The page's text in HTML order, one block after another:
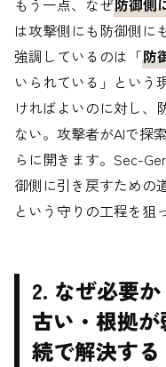
もう一点、なぜ防御側
は攻撃側にも防御側に
強調しているのは「防
いられている」という
ければよいのに対し、
ない。攻撃者がAIで探
らに開きます。Sec-
御側に引き戻すための
という守りの工程を狙
2. なぜ必要
古い・根拠
続で解決する